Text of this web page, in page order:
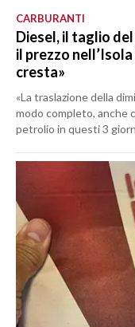
CARBURANTI
Diesel, il taglio
il prezzo
cresta»
«La traslazione della
modo completo, anche
petrolio in questi 3